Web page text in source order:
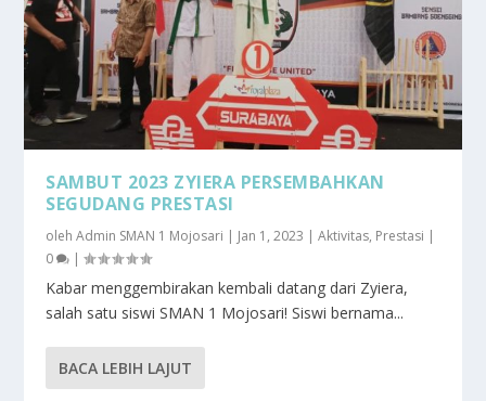
SAMBUT 2023 ZYIERA PERSEMBAHKAN
SEGUDANG PRESTASI
olehAdmin SMAN 1 Mojosari | Jan 1, 2023 |Aktivitas, Prestasi |
0
|
Kabar menggembirakan kembali datang dari Zyiera,
salah satu siswi SMAN 1 Mojosari! Siswi bernama...
BACA LEBIH LAJUT